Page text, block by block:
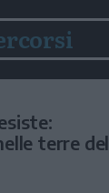
terre del